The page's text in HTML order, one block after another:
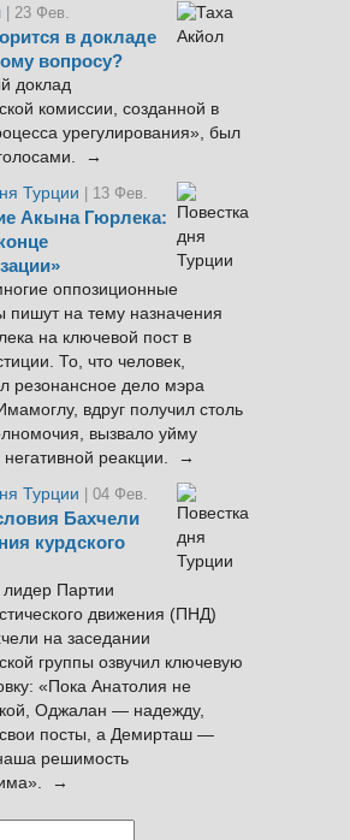
| 23 Фев.
в докладе
вопросу?
доклад
комиссии, созданной в
урегулирования», был
→
Турции
| 13 Фев.
Акына Гюрлека:
оппозиционные
пишут на тему назначения
на ключевой пост в
То, что человек,
резонансное дело мэра
вдруг получил столь
вызвало уйму
негативной реакции. →
Турции
| 04 Фев.
Бахчели
курдского
лидер Партии
движения (ПНД)
на заседании
группы озвучил ключевую
«Пока Анатолия не
Оджалан — надежду,
посты, а Демирташ —
решимость
→